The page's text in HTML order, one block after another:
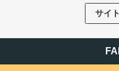
サイ